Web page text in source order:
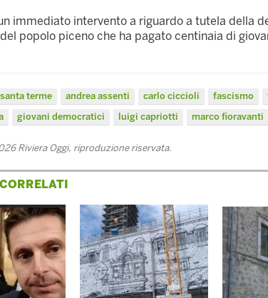
immediato intervento a riguardo a tutela della
popolo piceno che ha pagato centinaia di
terme andrea assenti carlo ciccioli fascismo
giovani democratici luigi capriotti marco fioravanti
Riviera Oggi, riproduzione riservata.